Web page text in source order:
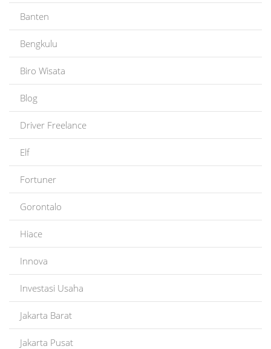
Banten
Bengkulu
Biro Wisata
Blog
Driver Freelance
Elf
Fortuner
Gorontalo
Hiace
Innova
Investasi Usaha
Jakarta Barat
Jakarta Pusat